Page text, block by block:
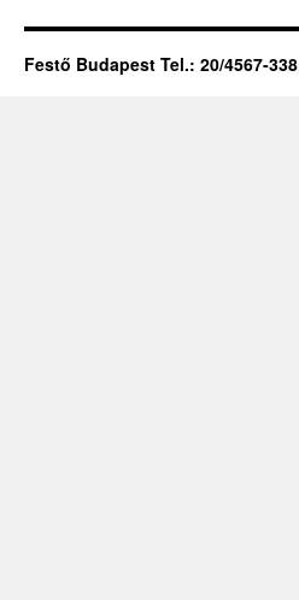
Festő Budapest Tel.: 20/4567-338